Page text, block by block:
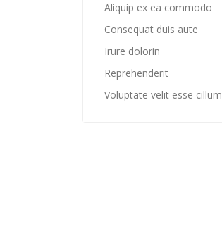
Aliquip ex ea commodo
Consequat duis aute
Irure dolorin
Reprehenderit
Voluptate velit esse cillum